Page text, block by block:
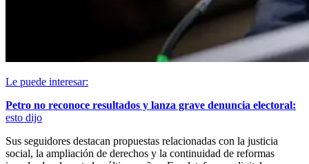
Le puede interesar:
Petro no reconoce resultados y lanza grave denuncia electoral:
esto dijo
Sus seguidores destacan propuestas relacionadas con la justicia
social, la ampliación de derechos y la continuidad de reformas